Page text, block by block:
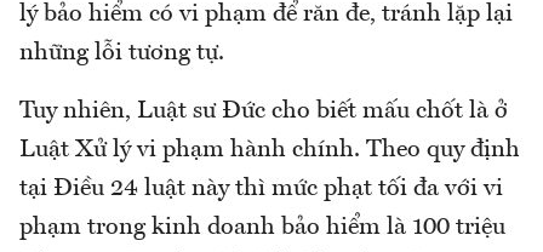
lý bảo hiểm có vi phạm để răn đe, tránh lặp lại
những lỗi tương tự.
Tuy nhiên, Luật sư Đức cho biết mấu chốt là ở
Luật Xử lý vi phạm hành chính. Theo quy định
tại Điều 24 luật này thì mức phạt tối đa với vi
phạm trong kinh doanh bảo hiểm là 100 triệu